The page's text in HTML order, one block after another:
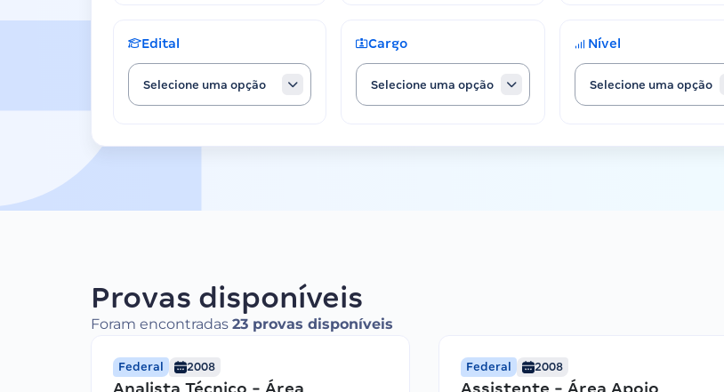
Edital
Selecione uma opção
Cargo
Selecione uma opção
Nível
Selecione uma opção
Provas disponíveis
Foram encontradas 23 provas disponíveis
Federal 2008
Analista Técnico - Área
Federal 2008
Assistente - Área Apoio